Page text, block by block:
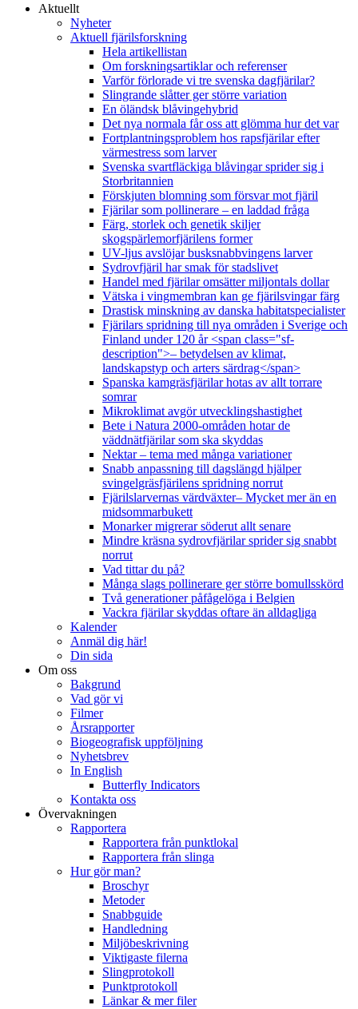
Aktuellt
Nyheter
Aktuell fjärilsforskning
Hela artikellistan
Om forskningsartiklar och referenser
Varför förlorade vi tre svenska dagfjärilar?
Slingrande slåtter ger större variation
En öländsk blåvingehybrid
Det nya normala får oss att glömma hur det var
Fortplantningsproblem hos rapsfjärilar efter
värmestress som larver
Svenska svartfläckiga blåvingar sprider sig i
Storbritannien
Förskjuten blomning som försvar mot fjäril
Fjärilar som pollinerare – en laddad fråga
Färg, storlek och genetik skiljer
skogspärlemorfjärilens former
UV-ljus avslöjar busksnabbvingens larver
Sydrovfjäril har smak för stadslivet
Handel med fjärilar omsätter miljontals dollar
Vätska i vingmembran kan ge fjärilsvingar färg
Drastisk minskning av danska habitatspecialister
Fjärilars spridning till nya områden i Sverige och
Finland under 120 år <span class="sf-
description">– betydelsen av klimat,
landskapstyp och arters särdrag</span>
Spanska kamgräsfjärilar hotas av allt torrare
somrar
Mikroklimat avgör utvecklingshastighet
Bete i Natura 2000-områden hotar de
väddnätfjärilar som ska skyddas
Nektar – tema med många variationer
Snabb anpassning till dagslängd hjälper
svingelgräsfjärilens spridning norrut
Fjärilslarvernas värdväxter– Mycket mer än en
midsommarbukett
Monarker migrerar söderut allt senare
Mindre kräsna sydrovfjärilar sprider sig snabbt
norrut
Vad tittar du på?
Många slags pollinerare ger större bomullsskörd
Två generationer påfågelöga i Belgien
Vackra fjärilar skyddas oftare än alldagliga
Kalender
Anmäl dig här!
Din sida
Om oss
Bakgrund
Vad gör vi
Filmer
Årsrapporter
Biogeografisk uppföljning
Nyhetsbrev
In English
Butterfly Indicators
Kontakta oss
Övervakningen
Rapportera
Rapportera från punktlokal
Rapportera från slinga
Hur gör man?
Broschyr
Metoder
Snabbguide
Handledning
Miljöbeskrivning
Viktigaste filerna
Slingprotokoll
Punktprotokoll
Länkar & mer filer